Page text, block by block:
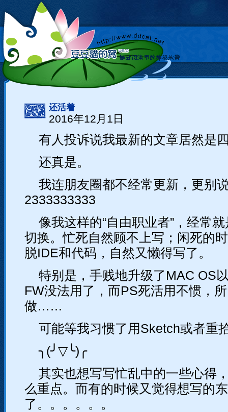
还活着
2016年12月1日
有人投诉说我最新的文章居然是
还真是。
我连朋友圈都不经常更新，更别
2333333333
像我这样的“自由职业者”，经常
切换。忙死自然顾不上写；闲死的
脱IDE和代码，自然又懒得写了。
特别是，手贱地升级了MAC OS
FW没法用了，而PS死活用不惯，
做……
可能等我习惯了用Sketch或者重
╮(╯▽╰)╭
其实也想写写忙乱中的一些心得
么重点。而有的时候又觉得想写的
了。。。。。。